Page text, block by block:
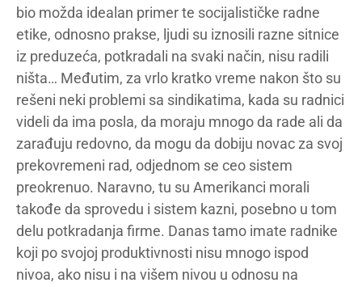
bio možda idealan primer te socijalističke radne
etike, odnosno prakse, ljudi su iznosili razne sitnice
iz preduzeća, potkradali na svaki način, nisu radili
ništa… Međutim, za vrlo kratko vreme nakon što su
rešeni neki problemi sa sindikatima, kada su radnici
videli da ima posla, da moraju mnogo da rade ali da
zarađuju redovno, da mogu da dobiju novac za svoj
prekovremeni rad, odjednom se ceo sistem
preokrenuo. Naravno, tu su Amerikanci morali
takođe da sprovedu i sistem kazni, posebno u tom
delu potkradanja firme. Danas tamo imate radnike
koji po svojoj produktivnosti nisu mnogo ispod
nivoa, ako nisu i na višem nivou u odnosu na